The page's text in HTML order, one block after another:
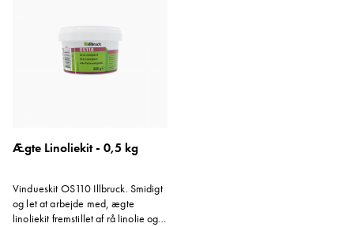
Ægte Linoliekit - 0,5 kg
Vindueskit OS110 Illbruck. Smidigt
og let at arbejde med, ægte
linoliekit fremstillet af rå linolie og